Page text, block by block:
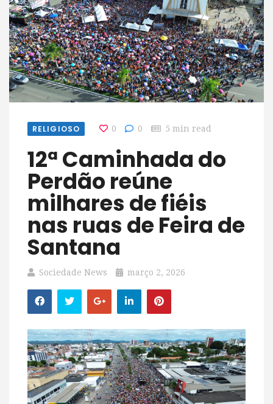
RELIGIOSO 0 0 5 min read
12ª Caminhada do
Perdão reúne
milhares de fiéis
nas ruas de Feira de
Santana
Sociedade News março 2, 2026